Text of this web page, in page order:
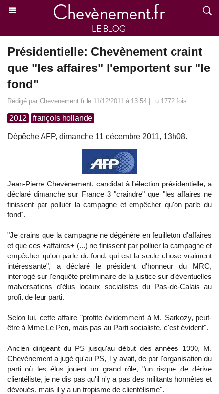
Présidentielle: Chevènement craint
que "les affaires" l'emportent sur "le
fond"
Rédigé par Chevenement.fr le 11/12/2011 à 13:54 | Lu 1772 fois
2012 françois hollande
Dépêche AFP, dimanche 11 décembre 2011, 13h08.
Jean-Pierre Chevènement, candidat à l'élection présidentielle, a
déclaré dimanche sur France 3 "craindre" que "les affaires ne
finissent par polluer la campagne et empêcher qu'on parle du
fond".
"Je crains que la campagne ne dégénère en feuilleton d'affaires
et que ces +affaires+ (...) ne finissent par polluer la campagne et
empêcher qu'on parle du fond, qui est la seule chose vraiment
intéressante", a déclaré le président d'honneur du MRC,
interrogé sur l'enquête préliminaire de la justice sur d'éventuelles
malversations d'élus locaux socialistes du Pas-de-Calais au
profit de leur parti.
Selon lui, cette affaire "profite évidemment à M. Sarkozy, peut-
être à Mme Le Pen, mais pas au Parti socialiste, c'est évident".
Ancien dirigeant du PS jusqu'au début des années 1990, M.
Chevènement a jugé qu'au PS, il y avait, de par l'organisation du
parti où les élus jouent un grand rôle, "un risque de dérive
clientéliste, je ne dis pas qu'il n'y a pas des militants honnêtes et
dévoués, mais il y a un tropisme de clientélisme".